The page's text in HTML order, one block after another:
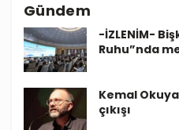
Gündem
-İZLENİM-
Ruhu”nda
Kemal
çıkışı